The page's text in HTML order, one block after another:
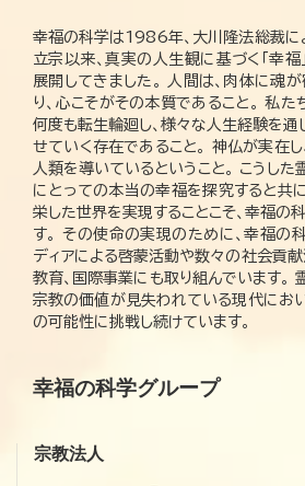
幸福の科学は1986年、大川隆法総裁に
立宗以来、真実の人生観に基づく「幸福
展開してきました。 人間は、肉体に魂
り、心こそがその本質であること。 私た
何度も転生輪廻し、様々な人生経験を通
せていく存在であること。 神仏が実在し
人類を導いているということ。 こうした
にとっての本当の幸福を探究すると共
栄した世界を実現することこそ、幸福の
す。 その使命の実現のために、幸福の
ディアによる啓蒙活動や数々の社会貢献
教育、国際事業にも取り組んでいます。
宗教の価値が見失われている現代にお
の可能性に挑戦し続けています。
幸福の科学グループ
宗教法人